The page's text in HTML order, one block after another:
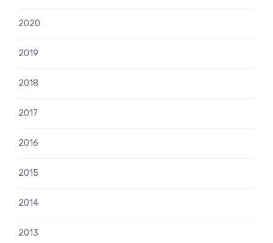
2020
2019
2018
2017
2016
2015
2014
2013